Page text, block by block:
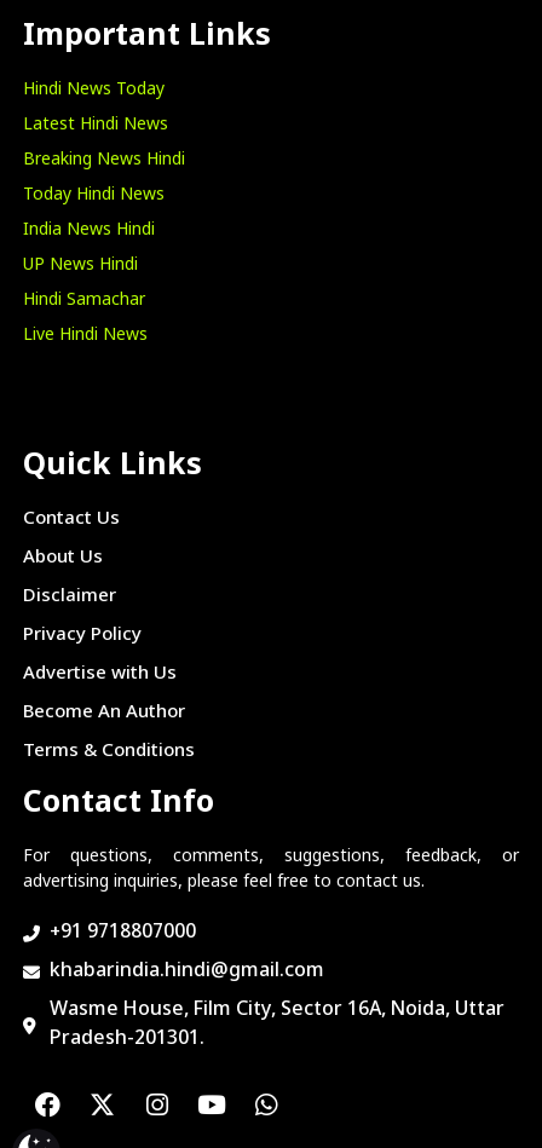
Important Links
Hindi News Today
Latest Hindi News
Breaking News Hindi
Today Hindi News
India News Hindi
UP News Hindi
Hindi Samachar
Live Hindi News
Quick Links
Contact Us
About Us
Disclaimer
Privacy Policy
Advertise with Us
Become An Author
Terms & Conditions
Contact Info
For questions, comments, suggestions, feedback, or
advertising inquiries, please feel free to contact us.
+91 9718807000
khabarindia.hindi@gmail.com
Wasme House, Film City, Sector 16A, Noida, Uttar
Pradesh-201301.